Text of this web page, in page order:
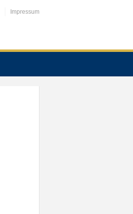
Impressum